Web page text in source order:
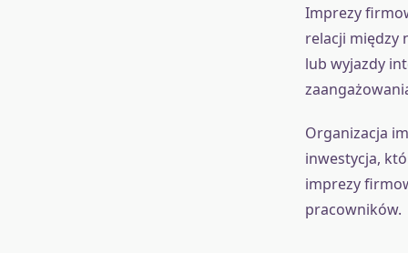
Imprezy
relacji między
lub wyjazdy
Organizacja
inwestycja,
imprezy
pracowników.